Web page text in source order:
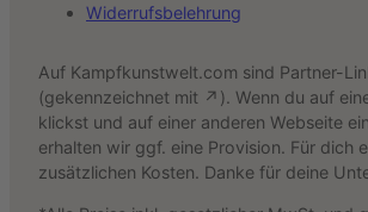
Widerrufsbelehrung
Auf Kampfkunstwelt.com sind Partner-
(gekennzeichnet mit ↗). Wenn du auf
klickst und auf einer anderen Webseite
erhalten wir ggf. eine Provision. Für dich
zusätzlichen Kosten. Danke für deine